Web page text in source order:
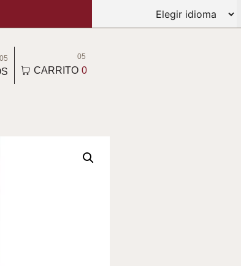
05 05
CARRITO 0